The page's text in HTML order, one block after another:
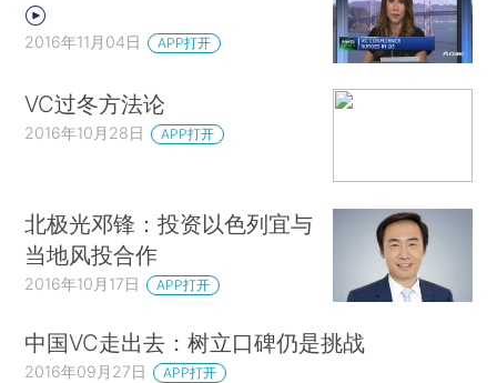
2016年11月04日 APP打开
VC过冬方法论
2016年10月28日 APP打开
北极光邓锋：投资以色列宜与
当地风投合作
2016年10月17日 APP打开
中国VC走出去：树立口碑仍是挑战
2016年09月27日 APP打开